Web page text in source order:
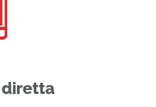
diretta